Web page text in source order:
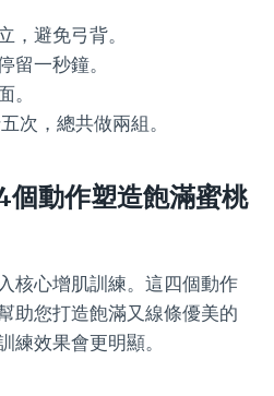
，避免弓背。
留一秒鐘。
。
次，總共做兩組。
動作塑造飽滿蜜桃
核心增肌訓練。這四個動作
助您打造飽滿又線條優美的
練效果會更明顯。